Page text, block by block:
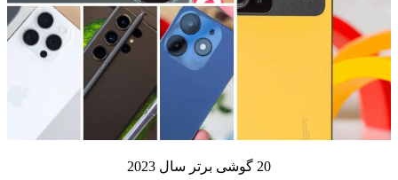
20 گوشی برتر سال 2023